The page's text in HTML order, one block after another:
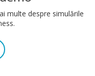
multe despre simulările